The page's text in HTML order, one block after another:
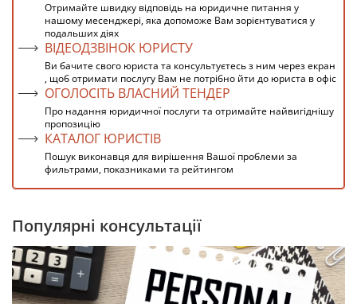
Отримайте швидку відповідь на юридичне питання у
нашому месенджері, яка допоможе Вам зорієнтуватися у
подальших діях
ВІДЕОДЗВІНОК ЮРИСТУ
Ви бачите свого юриста та консультуєтесь з ним через екран
, щоб отримати послугу Вам не потрібно йти до юриста в офіс
ОГОЛОСІТЬ ВЛАСНИЙ ТЕНДЕР
Про надання юридичної послуги та отримайте найвигіднішу
пропозицію
КАТАЛОГ ЮРИСТІВ
Пошук виконавця для вирішення Вашої проблеми за
фильтрами, показниками та рейтингом
Популярні консультації